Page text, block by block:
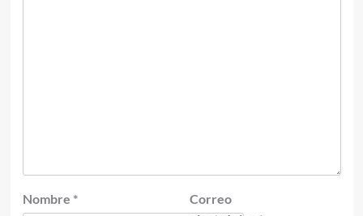
Nombre *
Correo